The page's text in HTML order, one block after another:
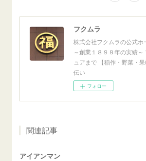
フクムラ
株式会社フクムラの公式ホ
～創業１８９８年の実績～
ュアまで 【稲作・野菜・
伝い
フォロー
関連記事
アイアンマン